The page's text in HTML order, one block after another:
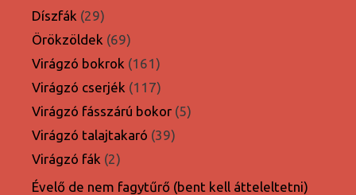
termék
Díszfák 2929
termék
Örökzöldek 6969
termék
Virágzó bokrok 161161
termék
Virágzó cserjék 117117
termék
Virágzó fásszárú bokor 55
Virágzó talajtakaró 3939
Virágzó fák 22
termék
Évelő de nem fagytűrő (bent kell átteleltetni)